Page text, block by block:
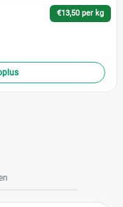
€13,50 per kg